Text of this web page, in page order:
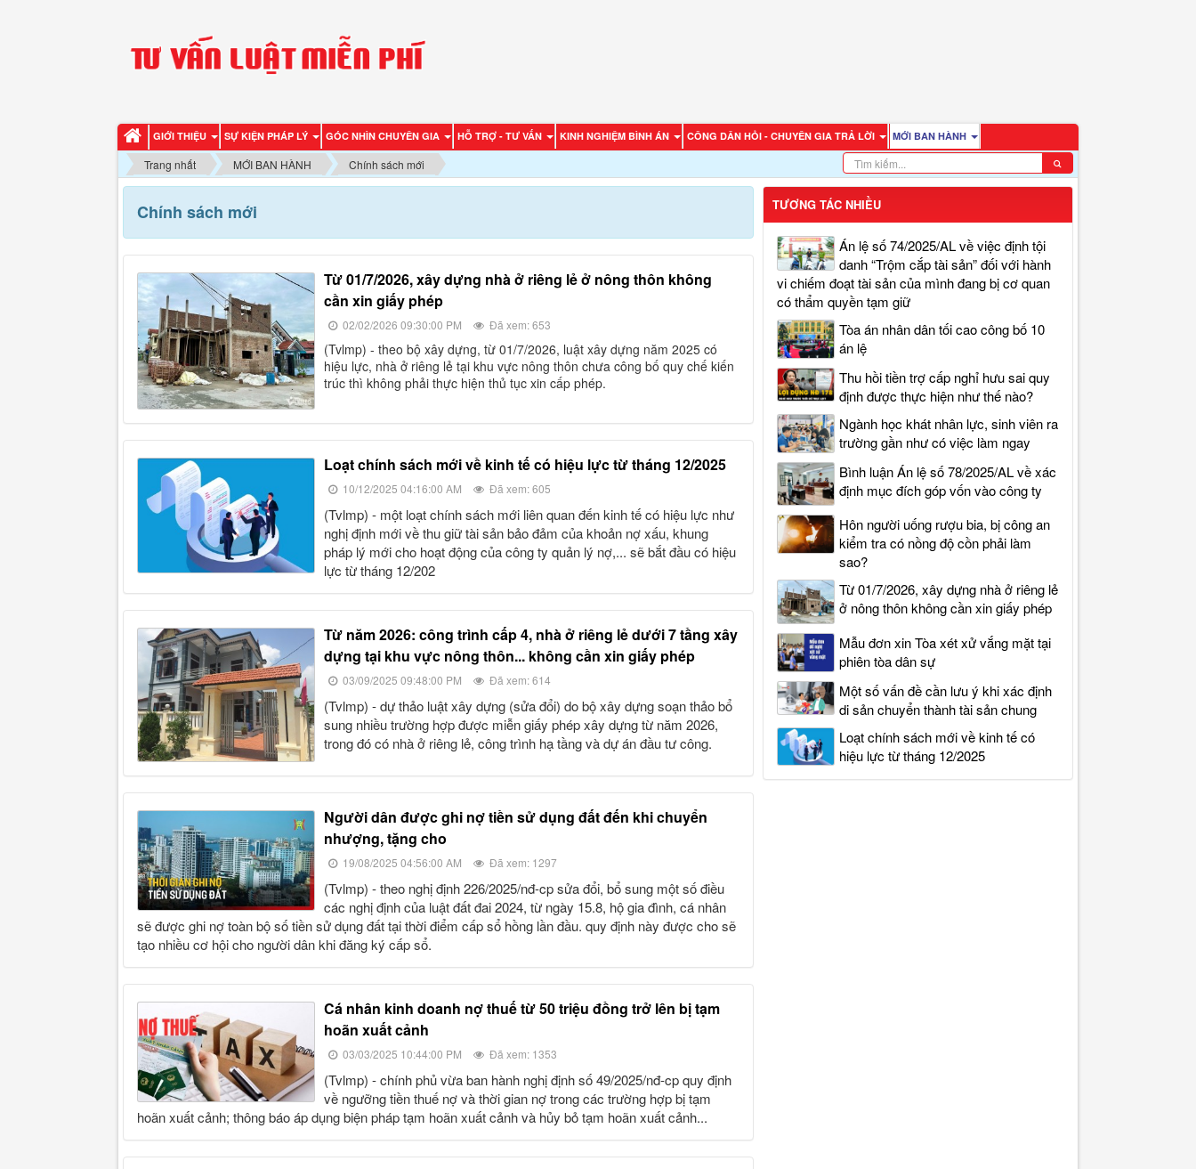
GIỚI THIỆU SỰ KIỆN PHÁP LÝ GÓC NHÌN CHUYÊN GIA HỖ TRỢ - TƯ VẤN KINH NGHIỆM BÌNH ÁN CÔNG DÂN HỎI - CHUYÊN GIA TRẢ LỜI MỚI BAN HÀNH
Trang nhất MỚI BAN HÀNH Chính sách mới
Chính sách mới
từ 01/7/2026, xây dựng nhà ở riêng lẻ ở nông thôn không
cần xin giấy phép
02/02/2026 09:30:00 PM Đã xem: 653
(tvlmp) - theo bộ xây dựng, từ 01/7/2026, luật xây dựng năm 2025 có
hiệu lực, nhà ở riêng lẻ tại khu vực nông thôn chưa công bố quy chế kiến
trúc thì không phải thực hiện thủ tục xin cấp phép.
loạt chính sách mới về kinh tế có hiệu lực từ tháng 12/2025
10/12/2025 04:16:00 AM Đã xem: 605
(tvlmp) - một loạt chính sách mới liên quan đến kinh tế có hiệu lực như
nghị định mới về thu giữ tài sản bảo đảm của khoản nợ xấu, khung
pháp lý mới cho hoạt động của công ty quản lý nợ,... sẽ bắt đầu có hiệu
lực từ tháng 12/202
từ năm 2026: công trình cấp 4, nhà ở riêng lẻ dưới 7 tầng xây
dựng tại khu vực nông thôn... không cần xin giấy phép
03/09/2025 09:48:00 PM Đã xem: 614
(tvlmp) - dự thảo luật xây dựng (sửa đổi) do bộ xây dựng soạn thảo bổ
sung nhiều trường hợp được miễn giấy phép xây dựng từ năm 2026,
trong đó có nhà ở riêng lẻ, công trình hạ tầng và dự án đầu tư công.
người dân được ghi nợ tiền sử dụng đất đến khi chuyển
nhượng, tặng cho
19/08/2025 04:56:00 AM Đã xem: 1297
(tvlmp) - theo nghị định 226/2025/nđ-cp sửa đổi, bổ sung một số điều
các nghị định của luật đất đai 2024, từ ngày 15.8, hộ gia đình, cá nhân
sẽ được ghi nợ toàn bộ số tiền sử dụng đất tại thời điểm cấp sổ hồng lần đầu. quy định này được cho sẽ
tạo nhiều cơ hội cho người dân khi đăng ký cấp sổ.
cá nhân kinh doanh nợ thuế từ 50 triệu đồng trở lên bị tạm
hoãn xuất cảnh
03/03/2025 10:44:00 PM Đã xem: 1353
(tvlmp) - chính phủ vừa ban hành nghị định số 49/2025/nđ-cp quy định
về ngưỡng tiền thuế nợ và thời gian nợ trong các trường hợp bị tạm
hoãn xuất cảnh; thông báo áp dụng biện pháp tạm hoãn xuất cảnh và hủy bỏ tạm hoãn xuất cảnh...
TƯƠNG TÁC NHIỀU
Án lệ số 74/2025/AL về việc định tội
danh “Trộm cắp tài sản” đối với hành
vi chiếm đoạt tài sản của mình đang bị cơ quan
có thẩm quyền tạm giữ
Tòa án nhân dân tối cao công bố 10
án lệ
Thu hồi tiền trợ cấp nghỉ hưu sai quy
định được thực hiện như thế nào?
Ngành học khát nhân lực, sinh viên ra
trường gần như có việc làm ngay
Bình luận Án lệ số 78/2025/AL về xác
định mục đích góp vốn vào công ty
Hôn người uống rượu bia, bị công an
kiểm tra có nồng độ cồn phải làm
sao?
Từ 01/7/2026, xây dựng nhà ở riêng lẻ
ở nông thôn không cần xin giấy phép
Mẫu đơn xin Tòa xét xử vắng mặt tại
phiên tòa dân sự
Một số vấn đề cần lưu ý khi xác định
di sản chuyển thành tài sản chung
Loạt chính sách mới về kinh tế có
hiệu lực từ tháng 12/2025